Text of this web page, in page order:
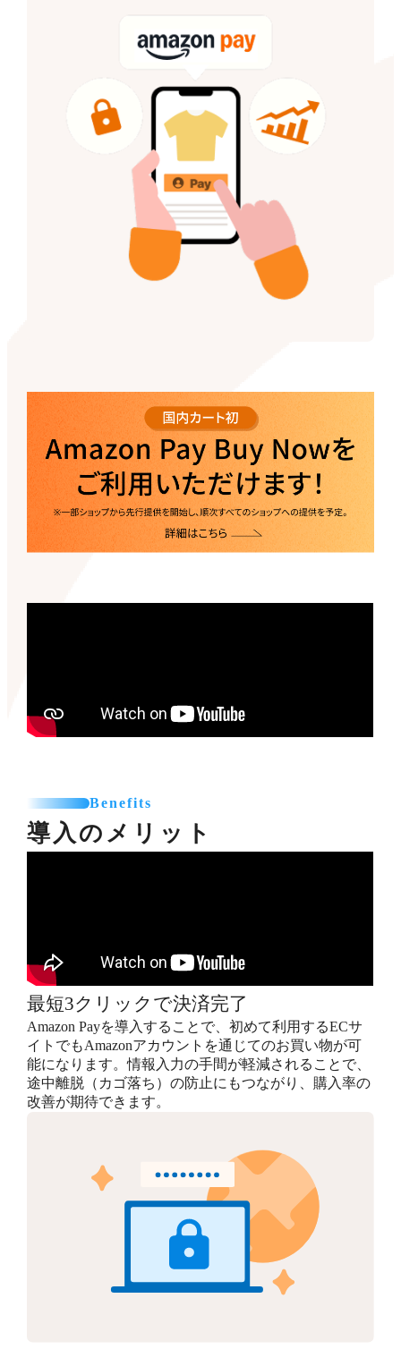
Benefits
導入のメリット
最短3クリックで決済完了
Amazon Payを導入することで、初めて利用するECサ
イトでもAmazonアカウントを通じてのお買い物が可
能になります。情報入力の手間が軽減されることで、
途中離脱（カゴ落ち）の防止にもつながり、購入率の
改善が期待できます。